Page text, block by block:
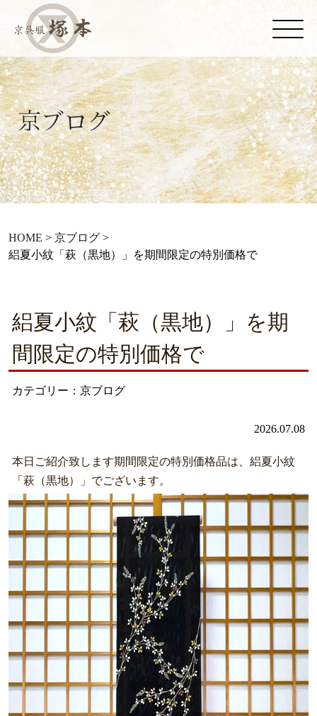
HOME > 京ブログ>
絽夏小紋「萩（黒地）」を期間限定の特別価格で
絽夏小紋「萩（黒地）」を期
間限定の特別価格で
カテゴリー：京ブログ
2026.07.08
本日ご紹介致します期間限定の特別価格品は、絽夏小紋
「萩（黒地）」でございます。